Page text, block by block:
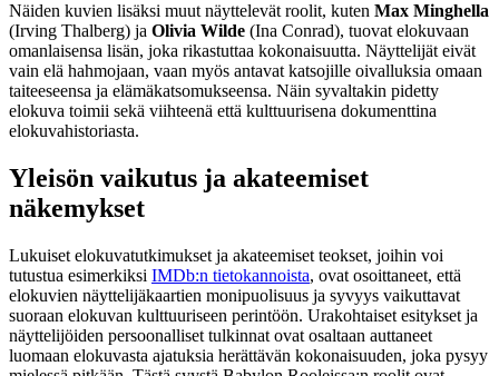
Näiden kuvien lisäksi muut näyttelevät roolit, kuten Max Minghella
(Irving Thalberg) ja Olivia Wilde (Ina Conrad), tuovat elokuvaan
omanlaisensa lisän, joka rikastuttaa kokonaisuutta. Näyttelijät eivät
vain elä hahmojaan, vaan myös antavat katsojille oivalluksia omaan
taiteeseensa ja elämäkatsomukseensa. Näin syvaltakin pidetty
elokuva toimii sekä viihteenä että kulttuurisena dokumenttina
elokuvahistoriasta.
Yleisön vaikutus ja akateemiset
näkemykset
Lukuiset elokuvatutkimukset ja akateemiset teokset, joihin voi
tutustua esimerkiksi IMDb:n tietokannoista, ovat osoittaneet, että
elokuvien näyttelijäkaartien monipuolisuus ja syvyys vaikuttavat
suoraan elokuvan kulttuuriseen perintöön. Urakohtaiset esitykset ja
näyttelijöiden persoonalliset tulkinnat ovat osaltaan auttaneet
luomaan elokuvasta ajatuksia herättävän kokonaisuuden, joka pysyy